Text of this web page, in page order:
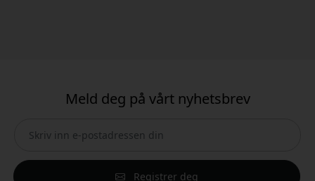
Meld deg på vårt nyhetsbrev
Registrer deg